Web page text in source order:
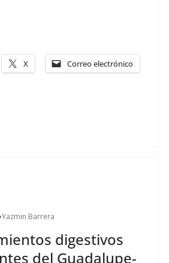
X Correo electrónico
Yazmin Barrera
digestivos
del Guadalupe-